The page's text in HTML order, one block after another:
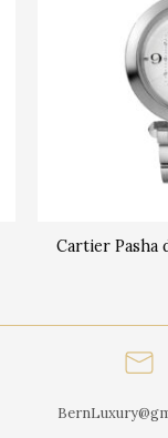
Cartier Pasha